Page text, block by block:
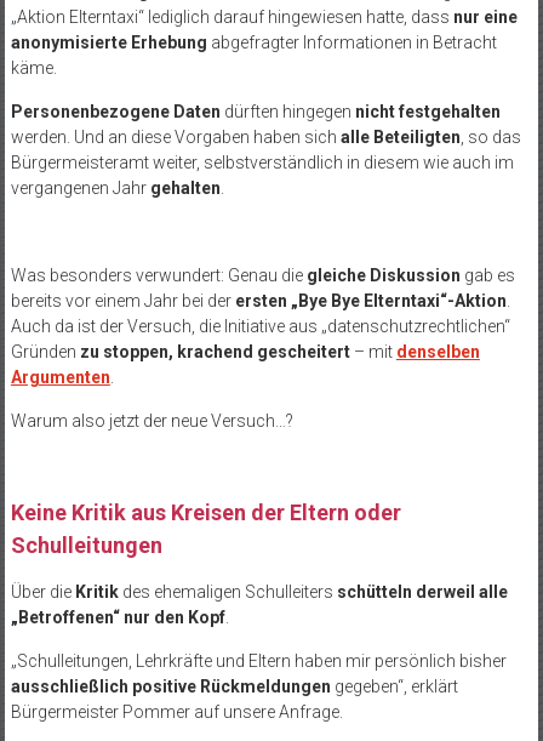
„Aktion Elterntaxi“ lediglich darauf hingewiesen hatte, dass nur eine
anonymisierte Erhebung abgefragter Informationen in Betracht
käme.
Personenbezogene Daten dürften hingegen nicht festgehalten
werden. Und an diese Vorgaben haben sich alle Beteiligten, so das
Bürgermeisteramt weiter, selbstverständlich in diesem wie auch im
vergangenen Jahr gehalten.
Was besonders verwundert: Genau die gleiche Diskussion gab es
bereits vor einem Jahr bei der ersten „Bye Bye Elterntaxi“-Aktion.
Auch da ist der Versuch, die Initiative aus „datenschutzrechtlichen“
Gründen zu stoppen, krachend gescheitert– mit denselben
Argumenten.
Warum also jetzt der neue Versuch…?
Keine Kritik aus Kreisen der Eltern oder
Schulleitungen
Über die Kritikdes ehemaligen Schulleiters schütteln derweil alle
„Betroffenen“ nur den Kopf.
„Schulleitungen, Lehrkräfte und Eltern haben mir persönlich bisher
ausschließlich positive Rückmeldungen gegeben“, erklärt
Bürgermeister Pommer auf unsere Anfrage.